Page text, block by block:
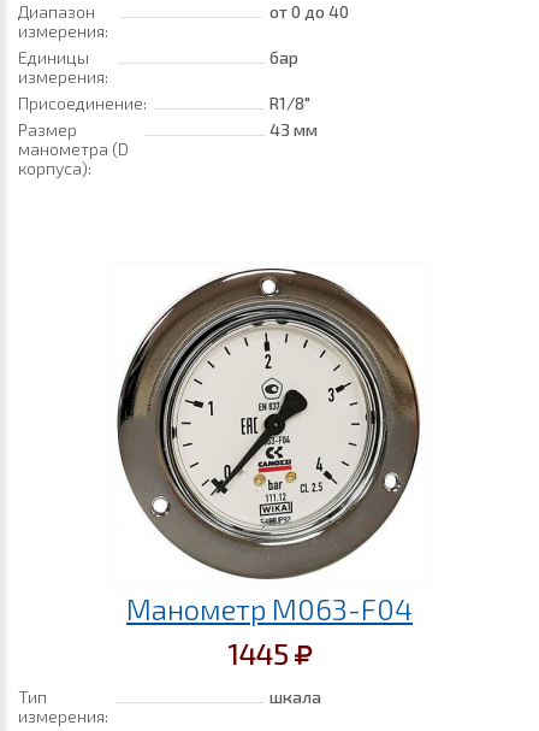
Диапазон
измерения:
от 0 до 40
Единицы
измерения:
бар
Присоединение:
R1/8"
Размер
манометра (D
корпуса):
43 мм
Манометр M063-F04
1445
Тип
измерения:
шкала